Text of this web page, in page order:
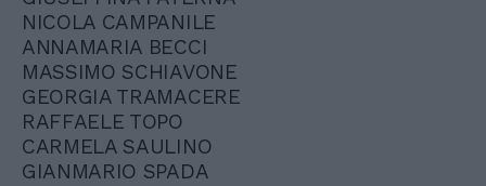
NICOLA CAMPANILE
ANNAMARIA BECCI
MASSIMO SCHIAVONE
GEORGIA TRAMACERE
RAFFAELE TOPO
CARMELA SAULINO
GIANMARIO SPADA